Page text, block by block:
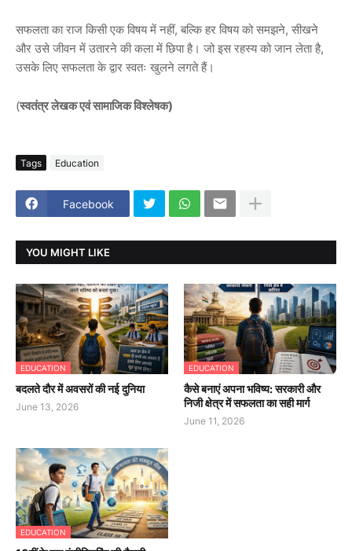
सफलता का राज किसी एक विषय में नहीं, बल्कि हर विषय को समझने, सीखने
और उसे जीवन में उतारने की कला में छिपा है। जो इस रहस्य को जान लेता है,
उसके लिए सफलता के द्वार स्वतः खुलने लगते हैं।
(स्वतंत्र लेखक एवं सामाजिक विश्लेषक)
Tags Education
Facebook
YOU MIGHT LIKE
EDUCATION
बदलते दौर में अवसरों की नई दुनिया
June 13, 2026
EDUCATION
कैसे बनाएं अपना भविष्य: सरकारी और
निजी क्षेत्र में सफलता का सही मार्ग
June 11, 2026
EDUCATION